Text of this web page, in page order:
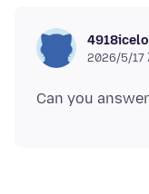
2026/5/17